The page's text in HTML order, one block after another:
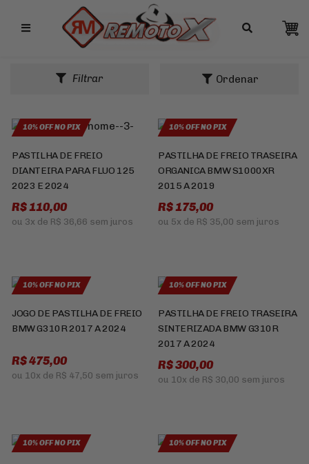
Remotox
PASTILHA DE FREIO BRENTA BRAKES
EVOLUTION
Filtrar
10% OFF NO PIX
PASTILHA DE FREIO
DIANTEIRA PARA FLUO 125
2023 E 2024
R$ 110,00
ou 3x de R$ 36,66 sem juros
10% OFF NO PIX
PASTILHA DE FREIO TRASEIRA
ORGANICA BMW S1000XR
2015 A 2019
R$ 175,00
ou 5x de R$ 35,00 sem juros
10% OFF NO PIX
JOGO DE PASTILHA DE FREIO
BMW G310R 2017 A 2024
R$ 475,00
ou 10x de R$ 47,50 sem juros
10% OFF NO PIX
PASTILHA DE FREIO TRASEIRA
SINTERIZADA BMW G310R
2017 A 2024
R$ 300,00
ou 10x de R$ 30,00 sem juros
10% OFF NO PIX 10% OFF NO PIX